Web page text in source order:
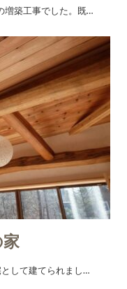
増築工事でした。既…
して建てられまし…